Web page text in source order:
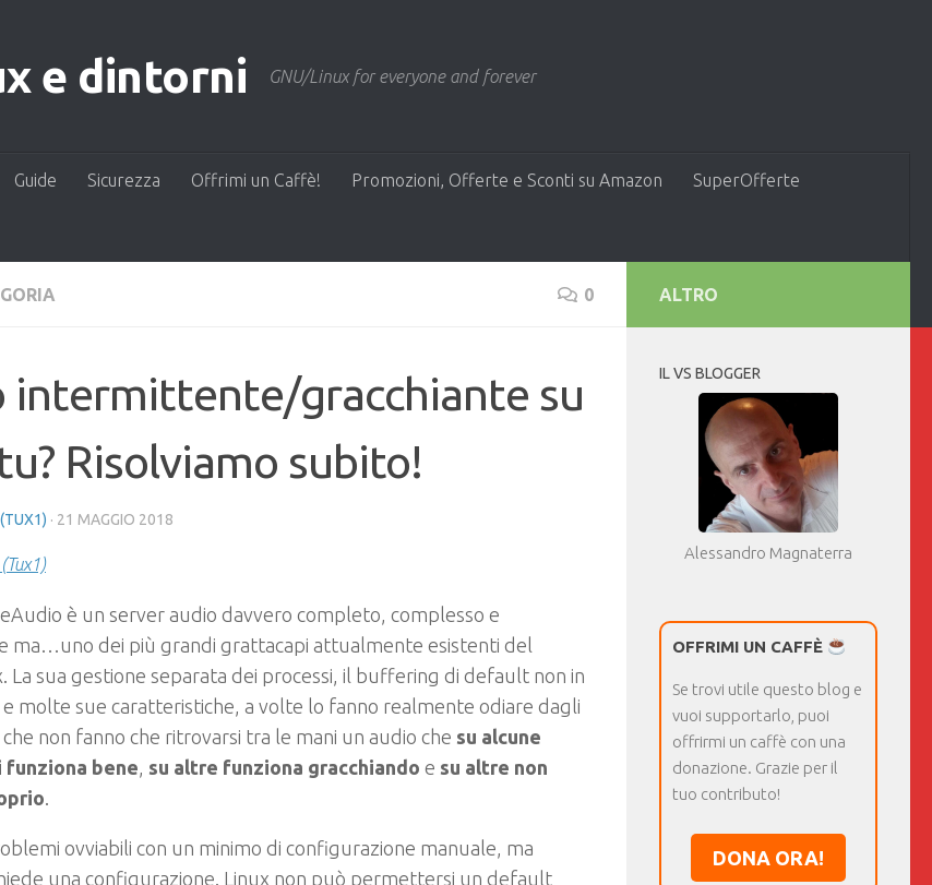
e dintorni GNU/Linux for everyone and forever
Guide Sicurezza Offrimi un Caffè! Promozioni, Offerte e Sconti su Amazon SuperOfferte
0
intermittente/gracchiante su
Risolviamo subito!
· 21 MAGGIO 2018
è un server audio davvero completo, complesso e
ma…uno dei più grandi grattacapi attualmente esistenti del
La sua gestione separata dei processi, il buffering di default non in
molte sue caratteristiche, a volte lo fanno realmente odiare dagli
non fanno che ritrovarsi tra le mani un audio che su alcune
funziona bene, su altre funziona gracchiando e su altre non
.
ovviabili con un minimo di configurazione manuale, ma
una configurazione. Linux non può permettersi un default
ALTRO
IL VS BLOGGER
Alessandro Magnaterra
OFFRIMI UN CAFFÈ
Se trovi utile questo blog e
vuoi supportarlo, puoi
offrirmi un caffè con una
donazione. Grazie per il
tuo contributo!
DONA ORA!